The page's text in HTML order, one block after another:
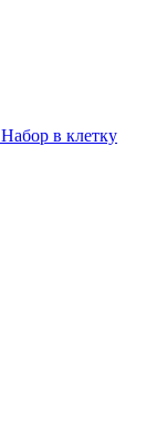
Набор в клетку